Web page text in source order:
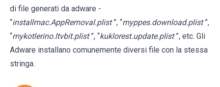
di file generati da adware -
“installmac.AppRemoval.plist ”, “myppes.download.plist ”,
“mykotlerino.ltvbit.plist ”, “kuklorest.update.plist ”, etc. Gli
Adware installano comunemente diversi file con la stessa
stringa.